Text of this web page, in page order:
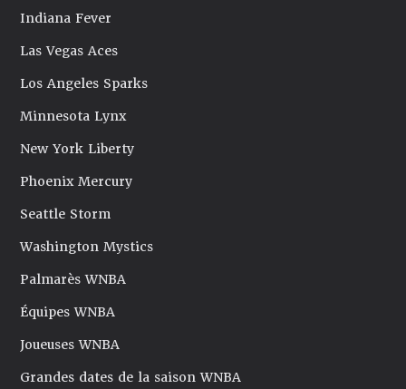
Indiana Fever
Las Vegas Aces
Los Angeles Sparks
Minnesota Lynx
New York Liberty
Phoenix Mercury
Seattle Storm
Washington Mystics
Palmarès WNBA
Équipes WNBA
Joueuses WNBA
Grandes dates de la saison WNBA